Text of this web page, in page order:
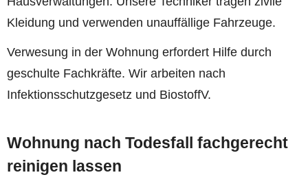
Kleidung und verwenden unauffällige Fahrzeuge.
Verwesung in der Wohnung erfordert Hilfe durch
geschulte Fachkräfte. Wir arbeiten nach
Infektionsschutzgesetz und BiostoffV.
Wohnung nach Todesfall fachgerecht
reinigen lassen